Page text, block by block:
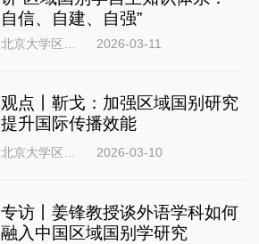
自信、自建、自强”
2026-03-11
观点丨靳戈：加强区域国别研究
提升国际传播效能
北京大学区域与国别研究院 2026-03-10
专访丨姜锋教授谈外语学科如何
融入中国区域国别学研究